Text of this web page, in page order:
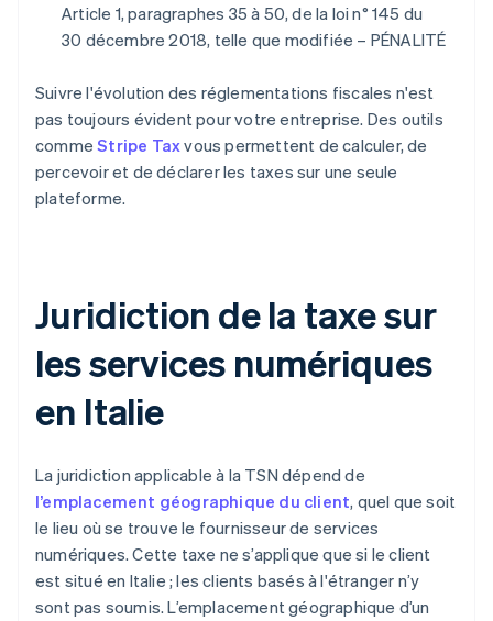
Article 1, paragraphes 35 à 50, de la loi n° 145 du
30 décembre 2018, telle que modifiée – PÉNALITÉ
Suivre l'évolution des réglementations fiscales n'est
pas toujours évident pour votre entreprise. Des outils
commeStripe Taxvous permettent de calculer, de
percevoir et de déclarer les taxes sur une seule
plateforme.
Juridiction de la taxe sur
les services numériques
en Italie
La juridiction applicable à la TSN dépend de
l’emplacement géographique du client, quel que soit
le lieu où se trouve le fournisseur de services
numériques. Cette taxe ne s’applique que si le client
est situé en Italie ; les clients basés à l'étranger n’y
sont pas soumis. L’emplacement géographique d’un